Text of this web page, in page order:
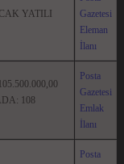
YATILI
Gazetesi
Eleman
İlanı
108
Posta
Gazetesi
Emlak
İlanı
Posta